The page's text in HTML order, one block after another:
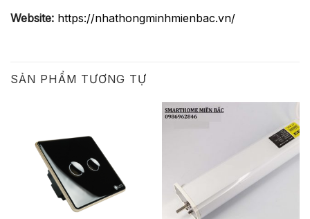
Website: https://nhathongminhmienbac.vn/
SẢN PHẨM TƯƠNG TỰ